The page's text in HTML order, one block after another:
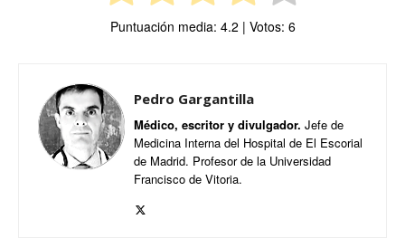
Puntuación media: 4.2 | Votos: 6
Pedro Gargantilla
Médico, escritor y divulgador. Jefe de
Medicina Interna del Hospital de El Escorial
de Madrid. Profesor de la Universidad
Francisco de Vitoria.